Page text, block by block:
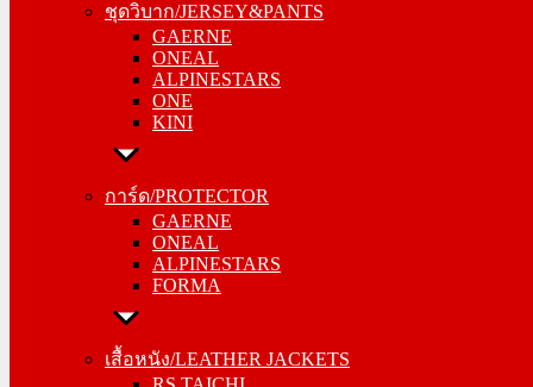
ชุดวิบาก/JERSEY&PANTS
GAERNE
ONEAL
ALPINESTARS
ONE
KINI
การ์ด/PROTECTOR
GAERNE
ONEAL
ALPINESTARS
FORMA
เสื้อหนัง/LEATHER JACKETS
ONEAL
ALPINESTARS
ONE
KINI
การ์ด/PROTECTOR
ONEAL
ALPINESTARS
FORMA
เสื้อหนัง/LEATHER JACKETS
KOMINE